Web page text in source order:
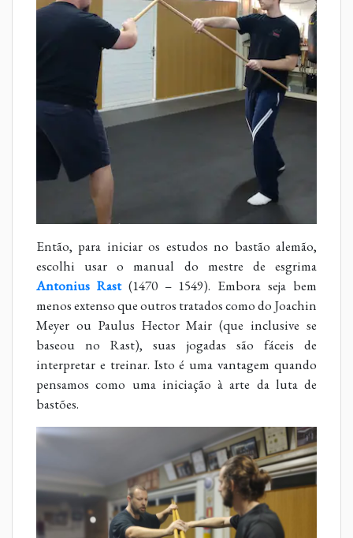
Então, para iniciar os estudos no bastão alemão,
escolhi usar o manual do mestre de esgrima
Antonius Rast(1470 – 1549). Embora seja bem
menos extenso que outros tratados como do Joachin
Meyer ou Paulus Hector Mair (que inclusive se
baseou no Rast), suas jogadas são fáceis de
interpretar e treinar. Isto é uma vantagem quando
pensamos como uma iniciação à arte da luta de
bastões.